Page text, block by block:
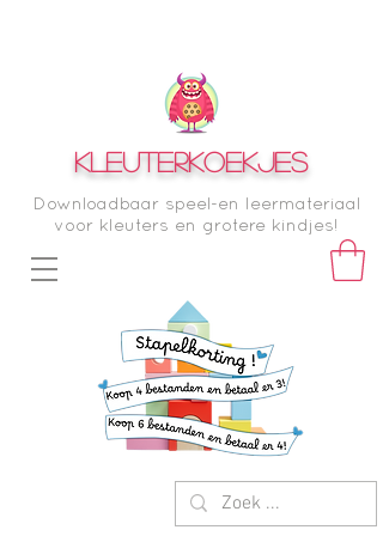
KLEUTERKOEKJES
Downloadbaar speel-en leermateriaal
voor kleuters en grotere kindjes!